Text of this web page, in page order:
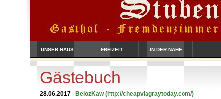
UNSER HAUS FREIZEIT IN DER NÄHE
Gästebuch
28.06.2017 - BelozKaw (http://cheapviagraytoday.com/)